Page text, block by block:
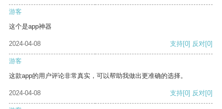
游客
这个是app神器
2024-04-08 支持[0] 反对[0]
游客
这款app的用户评论非常真实，可以帮助我做出更准确的选择。
2024-04-08 支持[0] 反对[0]